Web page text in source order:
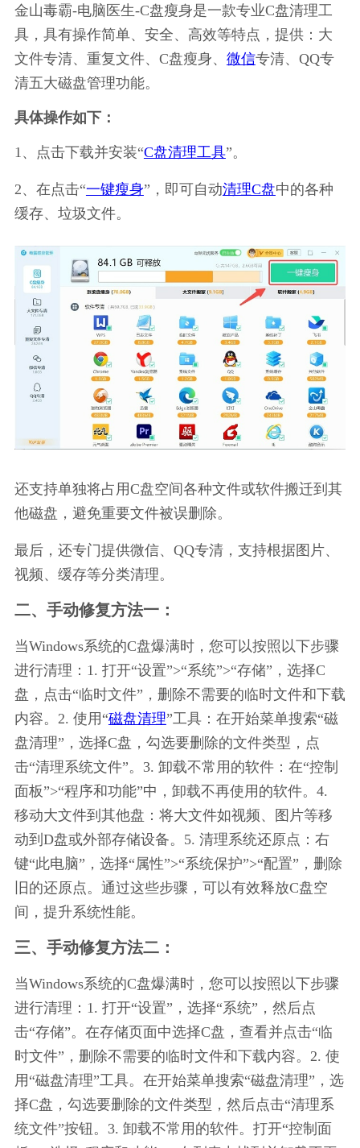
金山毒霸-电脑医生-C盘瘦身是一款专业C盘清理工
具，具有操作简单、安全、高效等特点，提供：大
文件专清、重复文件、C盘瘦身、 微信专清、QQ专
清五大磁盘管理功能。
具体操作如下：
1、点击下载并安装“C盘清理工具”。
2、在点击“一键瘦身”，即可自动清理C盘中的各种
缓存、垃圾文件。
还支持单独将占用C盘空间各种文件或软件搬迁到其
他磁盘，避免重要文件被误删除。
最后，还专门提供微信、QQ专清，支持根据图片、
视频、缓存等分类清理。
二、手动修复方法一：
当Windows系统的C盘爆满时，您可以按照以下步骤
进行清理：1. 打开“设置”>“系统”>“存储”，选择C
盘，点击“临时文件”，删除不需要的临时文件和下载
内容。2. 使用“磁盘清理”工具：在开始菜单搜索“磁
盘清理”，选择C盘，勾选要删除的文件类型，点
击“清理系统文件”。3. 卸载不常用的软件：在“控制
面板”>“程序和功能”中，卸载不再使用的软件。4.
移动大文件到其他盘：将大文件如视频、图片等移
动到D盘或外部存储设备。5. 清理系统还原点：右
键“此电脑”，选择“属性”>“系统保护”>“配置”，删除
旧的还原点。通过这些步骤，可以有效释放C盘空
间，提升系统性能。
三、手动修复方法二：
当Windows系统的C盘爆满时，您可以按照以下步骤
进行清理：1. 打开“设置”，选择“系统”，然后点
击“存储”。在存储页面中选择C盘，查看并点击“临
时文件”，删除不需要的临时文件和下载内容。2. 使
用“磁盘清理”工具。在开始菜单搜索“磁盘清理”，选
择C盘，勾选要删除的文件类型，然后点击“清理系
统文件”按钮。3. 卸载不常用的软件。打开“控制面